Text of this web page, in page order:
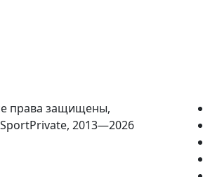
права защищены,
2013—2026